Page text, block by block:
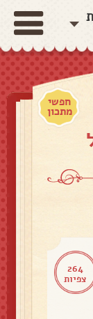
חפשי
מתכון
264
צפיות